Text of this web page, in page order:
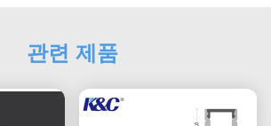
관련 제품